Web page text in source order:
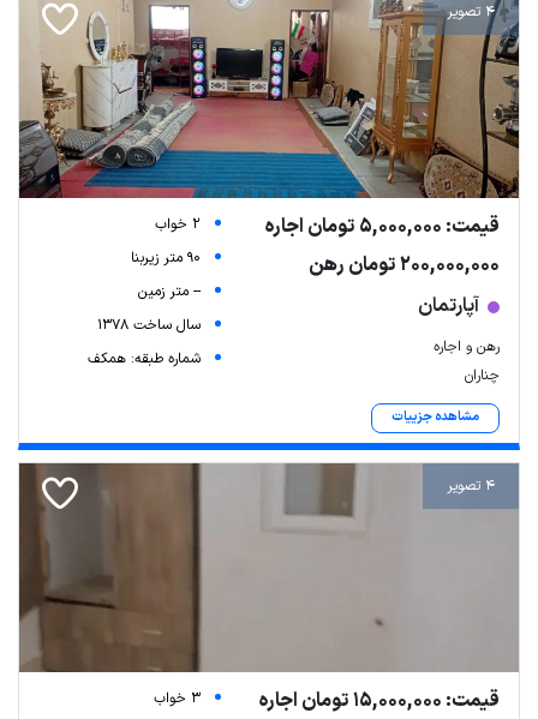
4 تصویر
قیمت: 5,000,000 تومان اجاره
200,000,000 تومان رهن
آپارتمان
رهن و اجاره
چناران
مشاهده جزییات
2 خواب
90 متر زیربنا
-- متر زمین
سال ساخت 1378
شماره طبقه: همکف
4 تصویر
قیمت: 15,000,000 تومان اجاره
3 خواب